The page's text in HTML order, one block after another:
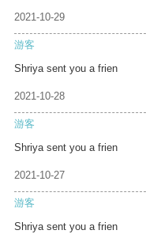
2021-10-29
游客
Shriya sent you a frien
2021-10-28
游客
Shriya sent you a frien
2021-10-27
游客
Shriya sent you a frien